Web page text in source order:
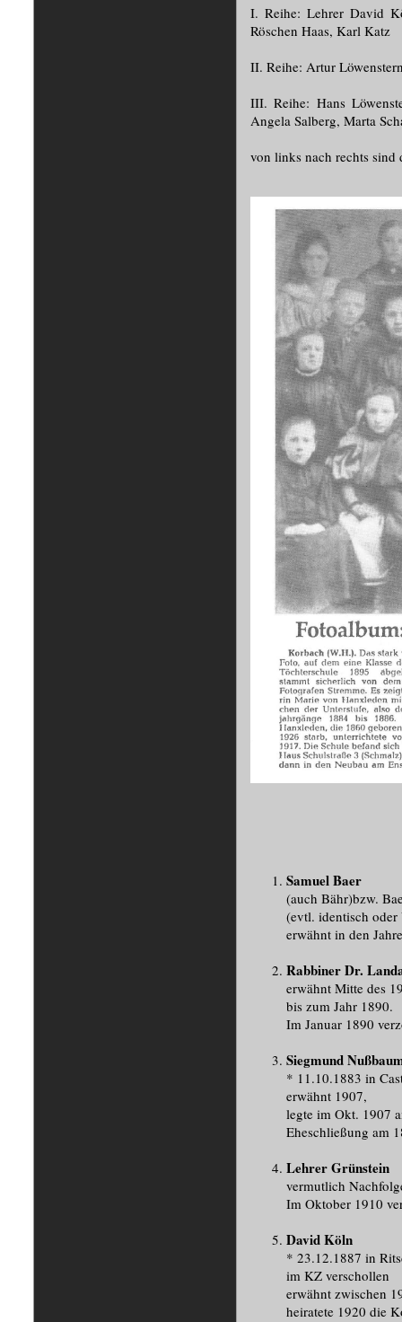
I. Reihe: Lehrer David
Röschen Haas, Karl Katz
II. Reihe: Artur
III. Reihe: Hans
Angela Salberg, Marta
von links nach rechts sind
Samuel Baer
(auch Bähr)bzw.
(evtl. identisch oder
erwähnt in den
Rabbiner Dr.
erwähnt Mitte des
bis zum Jahr 1890.
Im Januar 1890
Siegmund
* 11.10.1883 in
erwähnt 1907,
legte im Okt. 1907
Eheschließung am
Lehrer Grünstein
vermutlich
Im Oktober 1910
David Köln
* 23.12.1887 in
im KZ verschollen
erwähnt zwischen
heiratete 1920 die